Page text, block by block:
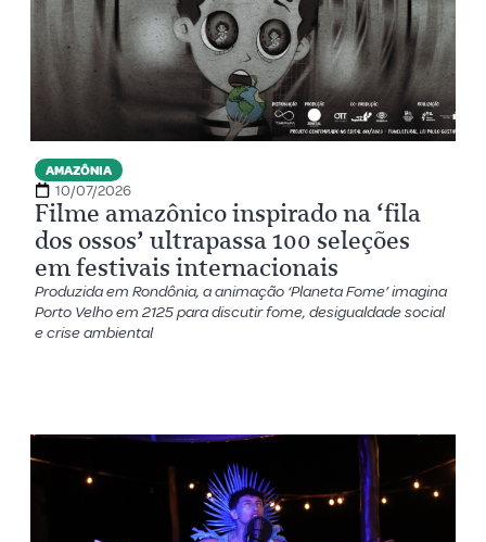
AMAZÔNIA
10/07/2026
Filme amazônico inspirado na ‘fila
dos ossos’ ultrapassa 100 seleções
em festivais internacionais
Produzida em Rondônia, a animação ‘Planeta Fome’ imagina
Porto Velho em 2125 para discutir fome, desigualdade social
e crise ambiental